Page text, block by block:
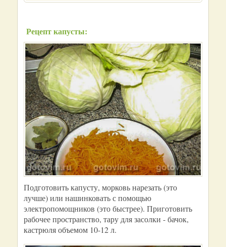
Рецепт капусты:
Подготовить капусту, морковь нарезать (это
лучше) или нашинковать с помощью
электропомощников (это быстрее). Приготовить
рабочее пространство, тару для засолки - бачок,
кастрюля объемом 10-12 л.